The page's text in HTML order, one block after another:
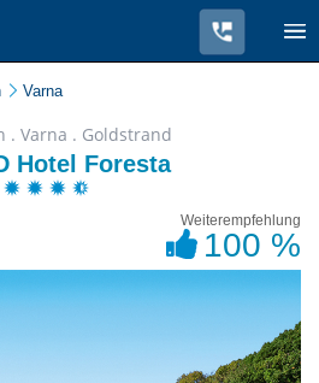
Varna
. Varna . Goldstrand
Hotel Foresta
Weiterempfehlung
100 %